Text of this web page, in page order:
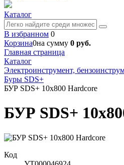
Каталог
В избранном 0
Корзина0на сумму 0 руб.
Главная страница
Каталог
Электроинструмент,
Буры SDS+
БУР SDS+ 10х800 Hardcore
БУР SDS+
Код